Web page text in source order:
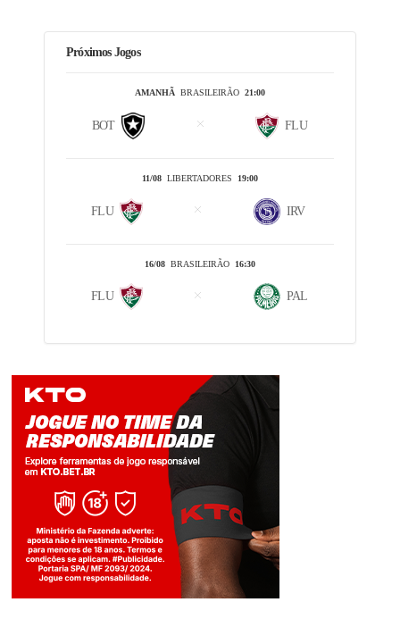
Próximos Jogos
AMANHÃBRASILEIRÃO 21:00
BOT FLU
11/08LIBERTADORES 19:00
FLU IRV
16/08BRASILEIRÃO 16:30
FLU PAL